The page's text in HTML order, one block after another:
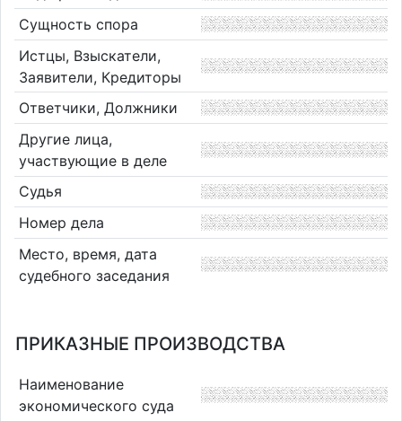
Сущность спора
Истцы, Взыскатели,
Заявители, Кредиторы
Ответчики, Должники
Другие лица,
участвующие в деле
Судья
Номер дела
Место, время, дата
судебного заседания
ПРИКАЗНЫЕ ПРОИЗВОДСТВА
Наименование
экономического суда